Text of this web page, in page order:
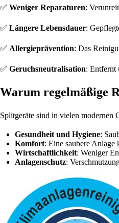
✅ Weniger Reparaturen:
✅ Längere Lebensdauer:
✅ Allergieprävention: Das
✅ Geruchsneutralisation: Entfernt
Warum regelmäßige
Splitgeräte sind in vielen modernen
Gesundheit und Hygiene:
Komfort: Eine saubere Anlage
Wirtschaftlichkeit: Weniger
Anlagenschutz: